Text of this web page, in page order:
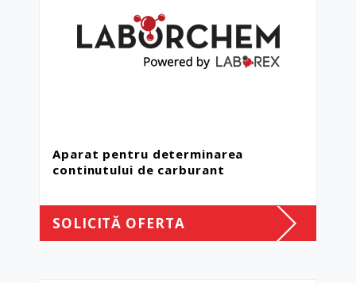
Aparat pentru determinarea
continutului de carburant
SOLICITĂ OFERTA